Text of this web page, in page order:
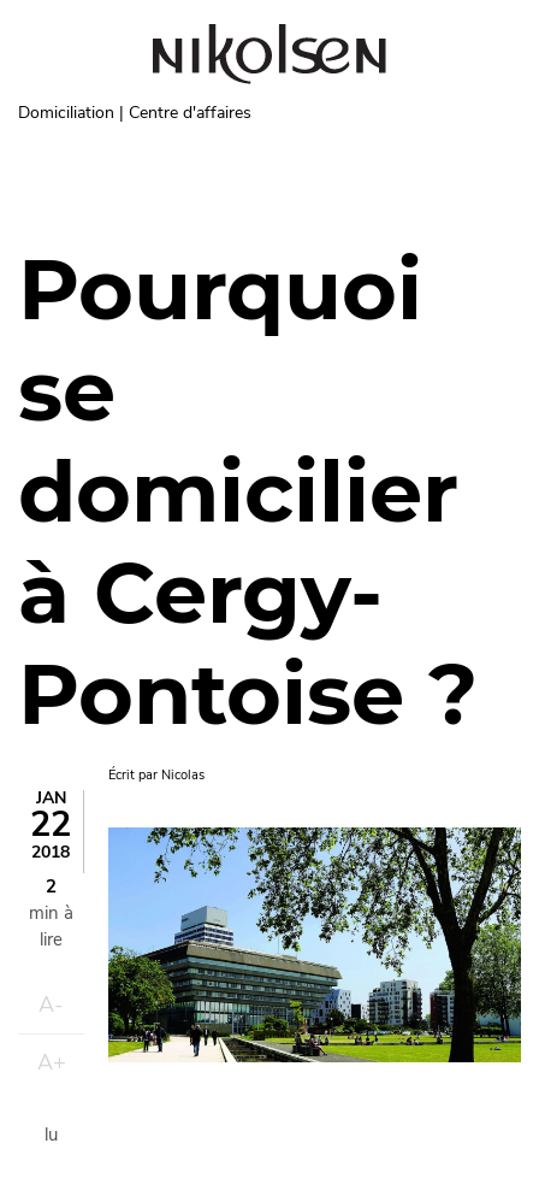
Domiciliation | Centre d'affaires
Pourquoi
se
domicilier
à Cergy-
Pontoise ?
JAN
22
2018
2
min à
lire
A-
A+
lu
Écrit par Nicolas
Image